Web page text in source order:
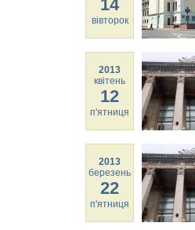
14
вівторок
2013
квітень
12
п'ятниця
2013
березень
22
п'ятниця